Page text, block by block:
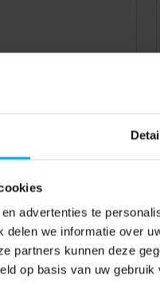
advertenties te
delen we informatie over
partners kunnen deze
op basis van uw gebruik